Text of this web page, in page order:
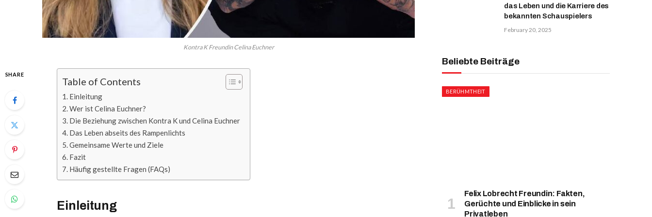
Kontra K Freundin Celina Euchner
SHARE
Table of Contents
Einleitung
Wer ist Celina Euchner?
Die Beziehung zwischen Kontra K und Celina Euchner
Das Leben abseits des Rampenlichts
Gemeinsame Werte und Ziele
Fazit
Häufig gestellte Fragen (FAQs)
Einleitung
das Leben und die Karriere des
bekannten Schauspielers
February 20, 2025
Beliebte Beiträge
BERÜHMTHEIT
Felix Lobrecht Freundin: Fakten,
Gerüchte und Einblicke in sein
Privatleben